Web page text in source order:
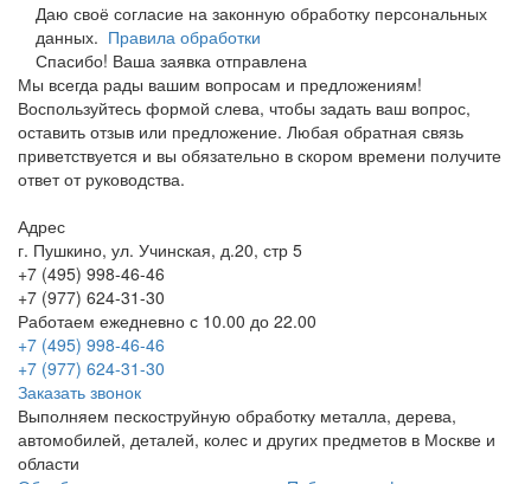
Даю своё согласие на законную обработку персональных
данных. Правила обработки
Спасибо! Ваша заявка отправлена
Мы всегда рады вашим вопросам и предложениям!
Воспользуйтесь формой слева, чтобы задать ваш вопрос,
оставить отзыв или предложение. Любая обратная связь
приветствуется и вы обязательно в скором времени получите
ответ от руководства.
Адрес
г. Пушкино, ул. Учинская, д.20, стр 5
+7 (495) 998-46-46
+7 (977) 624-31-30
Работаем ежедневно с 10.00 до 22.00
+7 (495) 998-46-46
+7 (977) 624-31-30
Заказать звонок
Выполняем пескоструйную обработку металла, дерева,
автомобилей, деталей, колес и других предметов в Москве и
области